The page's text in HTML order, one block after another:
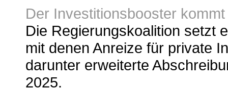
Der Investitionsbooster kommt
Die Regierungskoalition setzt
mit denen Anreize für private
darunter erweiterte
2025.